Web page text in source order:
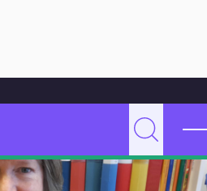
till innehåll
Sök